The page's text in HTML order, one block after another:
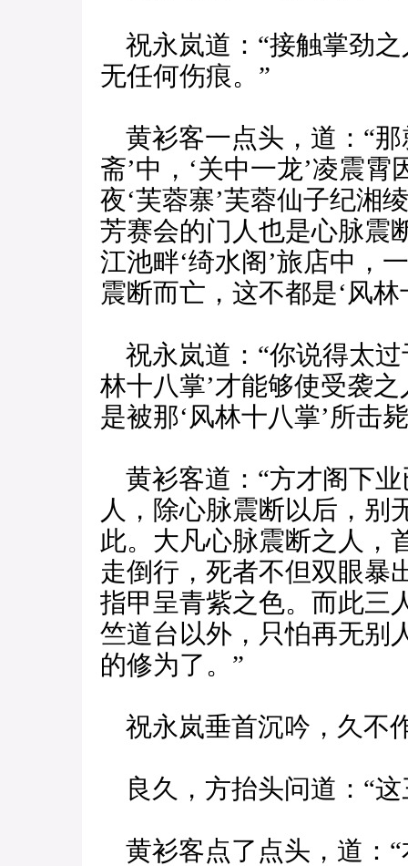
祝永岚道：“接触掌劲
无任何伤痕。”
黄衫客一点头，道：“那
斋’中，‘关中一龙’凌震
夜‘芙蓉寨’芙蓉仙子纪湘
芳赛会的门人也是心脉震
江池畔‘绮水阁’旅店中，
震断而亡，这不都是‘风
祝永岚道：“你说得太过
林十八掌’才能够使受袭
是被那‘风林十八掌’所击
黄衫客道：“方才阁下业
人，除心脉震断以后，别
此。大凡心脉震断之人，
走倒行，死者不但双眼暴
指甲呈青紫之色。而此三
竺道台以外，只怕再无别
的修为了。”
祝永岚垂首沉吟，久不
良久，方抬头问道：“这
黄衫客点了点头，道：